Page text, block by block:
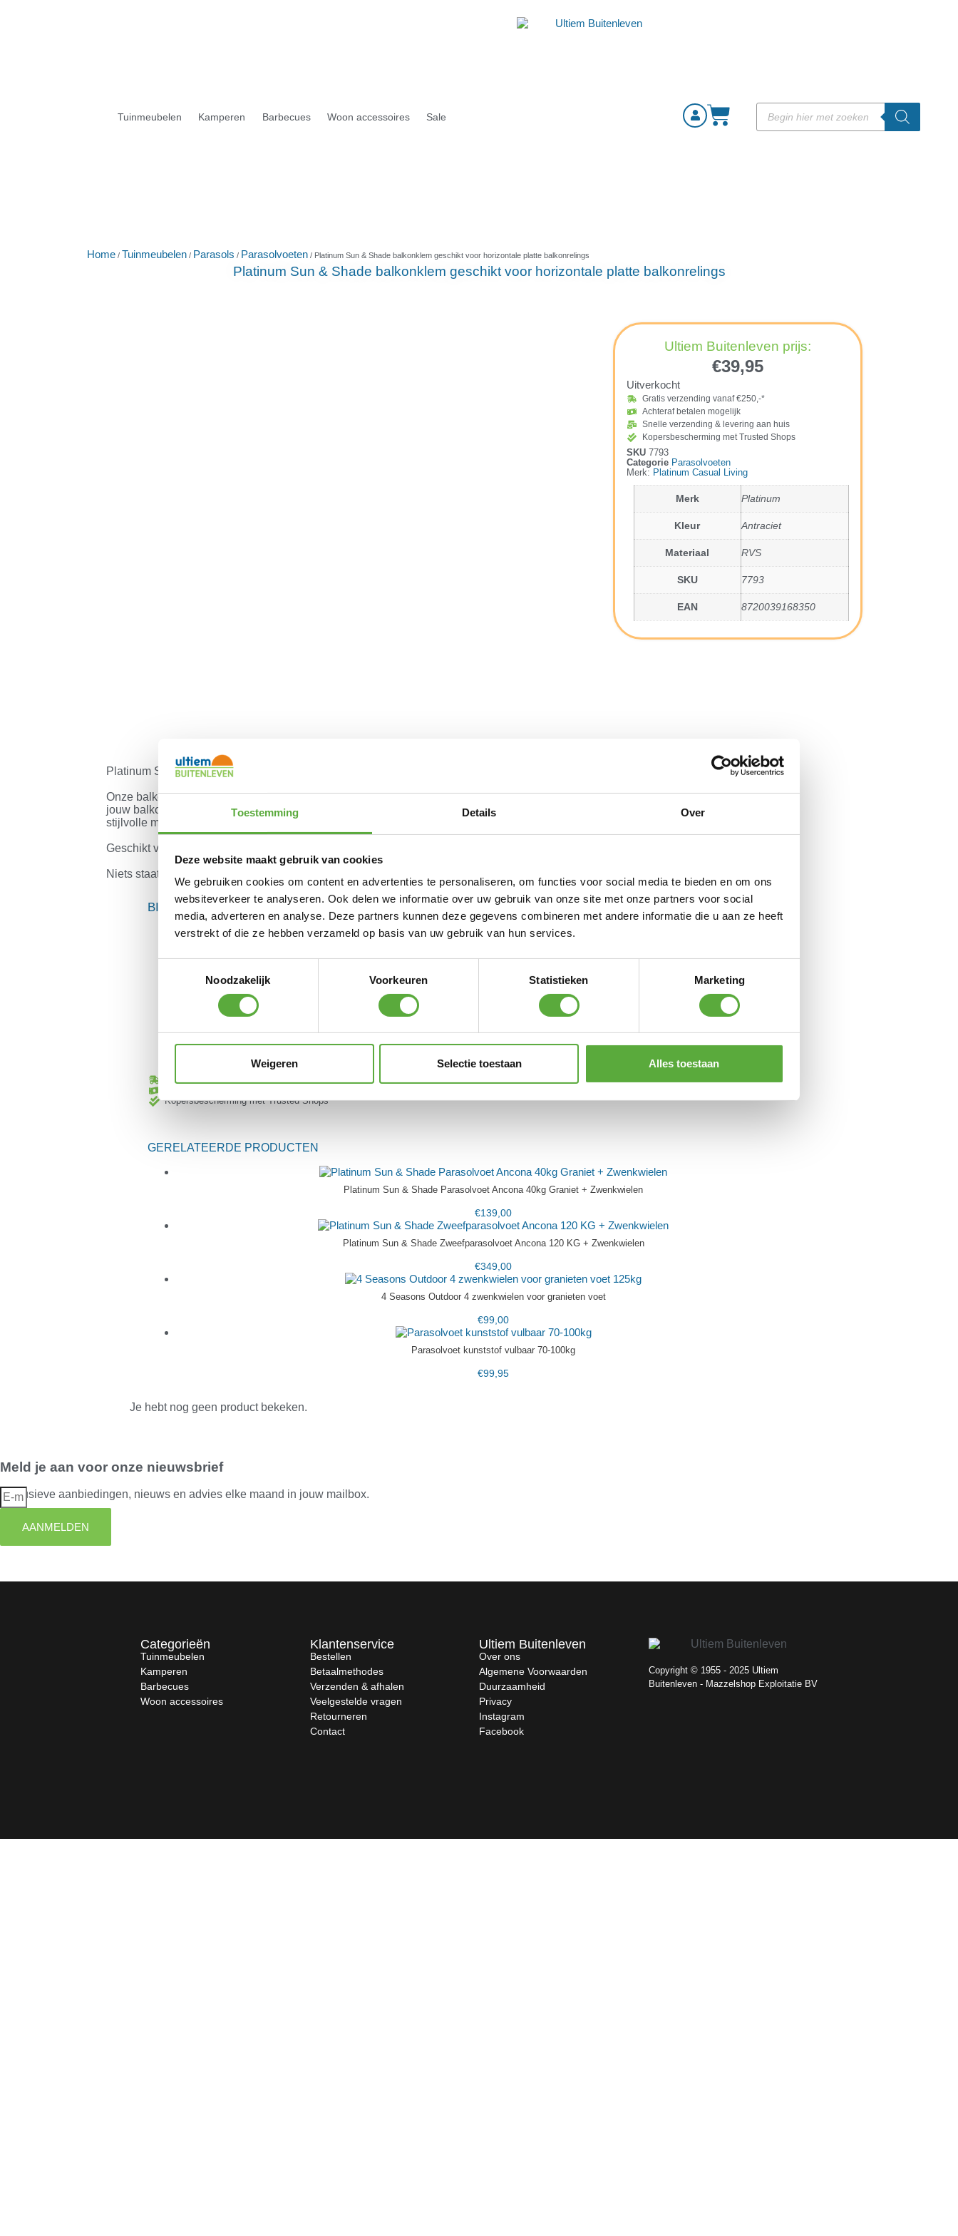
Toestemming Details Over
Deze website maakt gebruik van cookies
We gebruiken cookies om content en advertenties te personaliseren, om functies voor social media te bieden en om ons
websiteverkeer te analyseren. Ook delen we informatie over uw gebruik van onze site met onze partners voor social
media, adverteren en analyse. Deze partners kunnen deze gegevens combineren met andere informatie die u aan ze heeft
verstrekt of die ze hebben verzameld op basis van uw gebruik van hun services.
Noodzakelijk
Voorkeuren Statistieken Marketing
Weigeren Selectie toestaan Alles toestaan
Tuinmeubelen Kamperen Barbecues Woon accessoires Sale
Home / Tuinmeubelen / Parasols / Parasolvoeten / Platinum Sun & Shade balkonklem geschikt voor horizontale platte balkonrelings
Platinum Sun & Shade balkonklem geschikt voor horizontale platte balkonrelings
Platinum Sun & Shade balkonklem.
Onze balkonklemmen zijn de ideale oplossing voor het moeiteloos creëren van schaduw op
jouw balkon. Praktisch en aantrekkelijk, maken ze het mogelijk om op een eenvoudige en
stijlvolle manier van het zonnetje te kunnen genieten!
Geschikt voor horizontale platte relings.
Niets staat in de weg om te kunnen genieten van het mooie weer.
Ultiem Buitenleven prijs:
€39,95
Uitverkocht
Gratis verzending vanaf €250,-*
Achteraf betalen mogelijk
Snelle verzending & levering aan huis
Kopersbescherming met Trusted Shops
SKU 7793
Categorie Parasolvoeten
Merk: Platinum Casual Living
Merk Platinum
Kleur Antraciet
Materiaal RVS
SKU 7793
EAN 8720039168350
BIJPASSENDE ACCESSOIRES EN ALTERNATIEVE PRODUCTEN
Platinum Sun & Shade balkonklem top reling 98 – 183mm
Gratis verzending vanaf €250,-*
Kopersbescherming met Trusted Shops
GERELATEERDE PRODUCTEN
Platinum Sun & Shade Parasolvoet Ancona 40kg Graniet + Zwenkwielen
€139,00
Platinum Sun & Shade Zweefparasolvoet Ancona 120 KG + Zwenkwielen
€349,00
4 Seasons Outdoor 4 zwenkwielen voor granieten voet
€99,00
Parasolvoet kunststof vulbaar 70-100kg
€99,95
Je hebt nog geen product bekeken.
Meld je aan voor onze nieuwsbrief
Exclusieve aanbiedingen, nieuws en advies elke maand in jouw mailbox.
AANMELDEN
Categorieën
Tuinmeubelen
Kamperen
Barbecues
Woon accessoires
Klantenservice
Bestellen
Betaalmethodes
Verzenden & afhalen
Veelgestelde vragen
Retourneren
Contact
Ultiem Buitenleven
Over ons
Algemene Voorwaarden
Duurzaamheid
Privacy
Instagram
Facebook
Copyright © 1955 - 2025 Ultiem
Buitenleven - Mazzelshop Exploitatie BV